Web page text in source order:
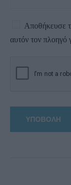
Αποθήκευσε
αυτόν τον πλοηγό